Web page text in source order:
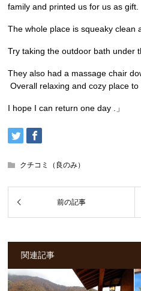
family and printed us for us as gift.
The whole place is squeaky clean
Try taking the outdoor bath under
They also had a massage chair
Overall relaxing and cozy place to
I hope I can return one day .」
クチコミ（良のみ）
関連記事